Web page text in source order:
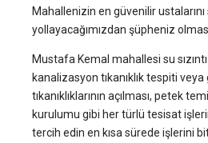
Mahallenizin en güvenilir
yollayacağımızdan şüpheniz
Mustafa Kemal mahallesi su
kanalizasyon tıkanıklık tespiti
tıkanıklıklarının açılması, petek
kurulumu gibi her türlü tesisat
tercih edin en kısa sürede işlerini